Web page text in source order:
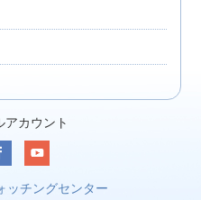
アカウント
ッチングセンター